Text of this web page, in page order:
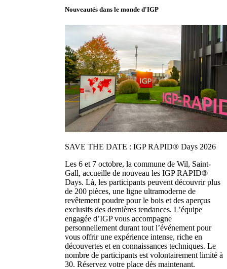
Nouveautés dans le monde d'IGP
SAVE THE DATE : IGP RAPID® Days 2026
Les 6 et 7 octobre, la commune de Wil, Saint-
Gall, accueille de nouveau les IGP RAPID®
Days. Là, les participants peuvent découvrir plus
de 200 pièces, une ligne ultramoderne de
revêtement poudre pour le bois et des aperçus
exclusifs des dernières tendances. L’équipe
engagée d’IGP vous accompagne
personnellement durant tout l’événement pour
vous offrir une expérience intense, riche en
découvertes et en connaissances techniques. Le
nombre de participants est volontairement limité à
30. Réservez votre place dès maintenant.